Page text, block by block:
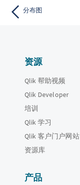
分布图
资源
Qlik 帮助视频
Qlik Developer
培训
Qlik 学习
Qlik 客户门户网站
资源库
产品